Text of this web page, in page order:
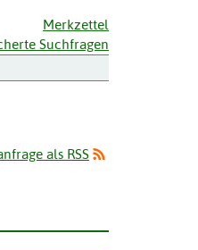
Merkzettel
Suchfragen
als RSS